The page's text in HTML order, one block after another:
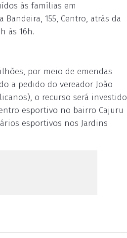
às famílias em
155, Centro, atrás da
às 16h.
por meio de emendas
a pedido do vereador João
o recurso será investido
esportivo no bairro Cajuru
esportivos nos Jardins